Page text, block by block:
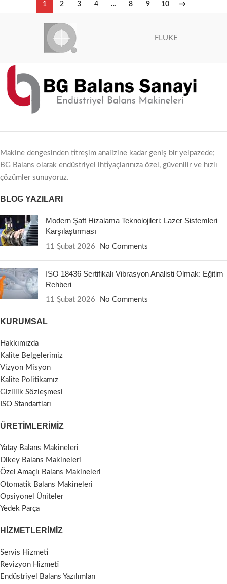
1 2 3 4 … 8 9 10 →
FLUKE
Makine dengesinden titreşim analizine kadar geniş bir yelpazede;
BG Balans olarak endüstriyel ihtiyaçlarınıza özel, güvenilir ve hızlı
çözümler sunuyoruz.
BLOG YAZILARI
Modern Şaft Hizalama Teknolojileri: Lazer Sistemleri
Karşılaştırması
11 Şubat 2026 No Comments
ISO 18436 Sertifikalı Vibrasyon Analisti Olmak: Eğitim
Rehberi
11 Şubat 2026 No Comments
KURUMSAL
Hakkımızda
Kalite Belgelerimiz
Vizyon Misyon
Kalite Politikamız
Gizlilik Sözleşmesi
ISO Standartları
ÜRETIMLERIMIZ
Yatay Balans Makineleri
Dikey Balans Makineleri
Özel Amaçlı Balans Makineleri
Otomatik Balans Makineleri
Opsiyonel Üniteler
Yedek Parça
HIZMETLERIMIZ
Servis Hizmeti
Revizyon Hizmeti
Endüstriyel Balans Yazılımları